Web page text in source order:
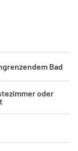
Bad
oder